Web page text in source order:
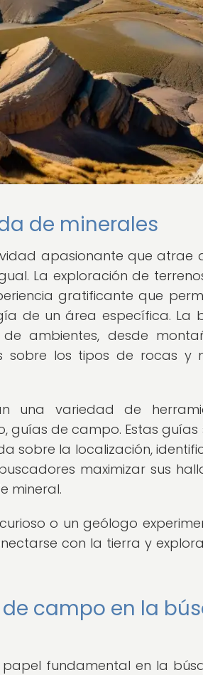
de minerales
apasionante que atrae
La exploración de
gratificante que
de un área específica. La
ambientes, desde
sobre los tipos de rocas y
una variedad de
guías de campo. Estas guías
sobre la localización,
maximizar sus
mineral.
o un geólogo
con la tierra y
campo en la
fundamental en la